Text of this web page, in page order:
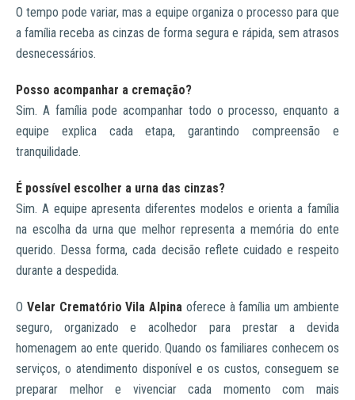
O tempo pode variar, mas a equipe organiza o processo para que
a família receba as cinzas de forma segura e rápida, sem atrasos
desnecessários.
Posso acompanhar a cremação?
Sim. A família pode acompanhar todo o processo, enquanto a
equipe explica cada etapa, garantindo compreensão e
tranquilidade.
É possível escolher a urna das cinzas?
Sim. A equipe apresenta diferentes modelos e orienta a família
na escolha da urna que melhor representa a memória do ente
querido. Dessa forma, cada decisão reflete cuidado e respeito
durante a despedida.
O Velar Crematório Vila Alpina oferece à família um ambiente
seguro, organizado e acolhedor para prestar a devida
homenagem ao ente querido. Quando os familiares conhecem os
serviços, o atendimento disponível e os custos, conseguem se
preparar melhor e vivenciar cada momento com mais